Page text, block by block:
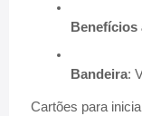
Bandeira:
Cartões para